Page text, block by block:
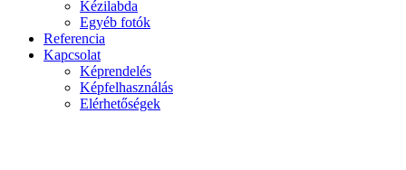
Kézilabda
Egyéb fotók
Referencia
Kapcsolat
Képrendelés
Képfelhasználás
Elérhetőségek